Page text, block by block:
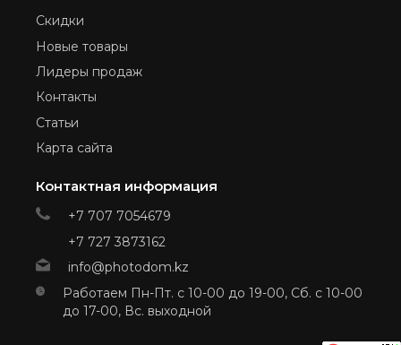
Скидки
Новые товары
Лидеры продаж
Контакты
Статьи
Карта сайта
Контактная информация
+7 707 7054679
+7 727 3873162
info@photodom.kz
Работаем Пн-Пт. с 10-00 до 19-00, Сб. с 10-00
до 17-00, Вс. выходной